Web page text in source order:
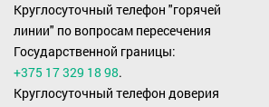
Круглосуточный телефон "горячей
линии" по вопросам пересечения
Государственной границы:
+375 17 329 18 98.
Круглосуточный телефон доверия